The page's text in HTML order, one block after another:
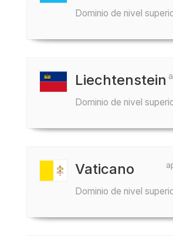
Dominio de nivel
Liechtenstein
Dominio de nivel
Vaticano
Dominio de nivel